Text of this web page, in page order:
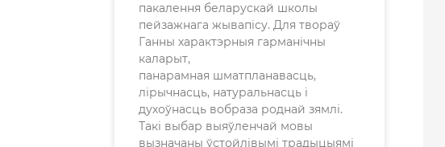
пакалення беларускай школы
пейзажнага жывапісу. Для твораў
Ганны характэрныя гарманічны
каларыт,
панарамная шматпланавасць,
лірычнасць, натуральнасць і
духоўнасць вобраза роднай зямлі.
Такі выбар выяўленчай мовы
вызначаны ўстойлівымі традыцыямі